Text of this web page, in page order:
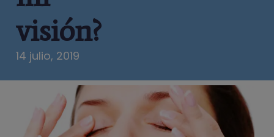
visión?
14 julio, 2019